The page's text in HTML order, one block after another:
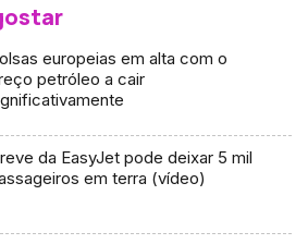
europeias em alta com o
petróleo a cair
EasyJet pode deixar 5 mil
em terra (vídeo)